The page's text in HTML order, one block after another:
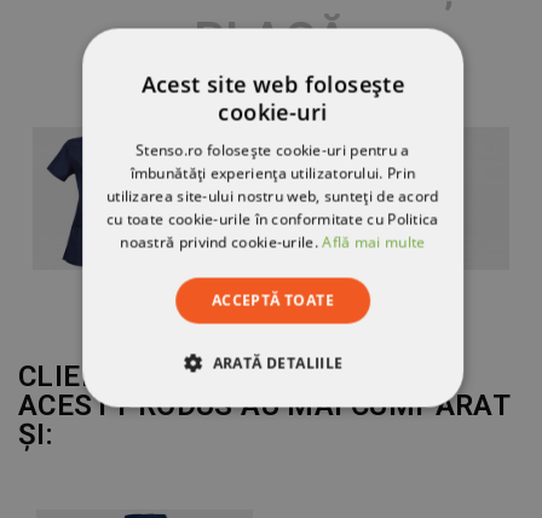
PLACĂ
CLIENȚII CARE AU CUMPĂRAT
ACEST PRODUS AU MAI CUMPĂRAT
ȘI:
Acest site web folosește
cookie-uri
Stenso.ro folosește cookie-uri pentru a
îmbunătăți experiența utilizatorului. Prin
utilizarea site-ului nostru web, sunteți de acord
cu toate cookie-urile în conformitate cu Politica
noastră privind cookie-urile.Află mai multe
ACCEPTĂ TOATE
ARATĂ DETALIILE
STRICT NECESARE